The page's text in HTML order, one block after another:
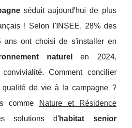
séduit aujourd'hui de plus
! Selon l'INSEE, 28% des
ont choisi de s'installer en
naturel
en 2024,
Comment concilier
qualité de vie à la campagne ?
comme
Nature et Résidence
solutions d'habitat senior